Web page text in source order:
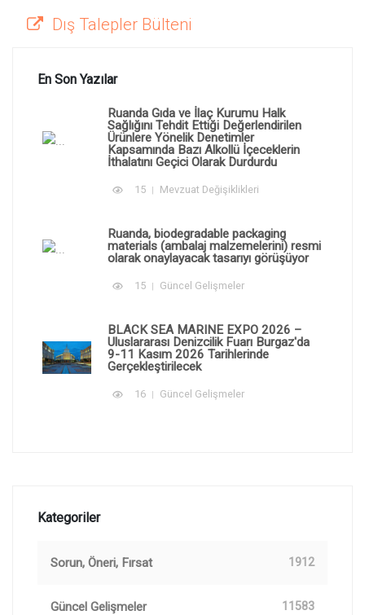
Dış Talepler Bülteni
En Son Yazılar
Ruanda Gıda ve İlaç Kurumu Halk
Sağlığını Tehdit Ettiği Değerlendirilen
Ürünlere Yönelik Denetimler
Kapsamında Bazı Alkollü İçeceklerin
İthalatını Geçici Olarak Durdurdu
15 Mevzuat Değişiklikleri
Ruanda, biodegradable packaging
materials (ambalaj malzemelerini) resmi
olarak onaylayacak tasarıyı görüşüyor
15 Güncel Gelişmeler
BLACK SEA MARINE EXPO 2026 –
Uluslararası Denizcilik Fuarı Burgaz'da
9-11 Kasım 2026 Tarihlerinde
Gerçekleştirilecek
16 Güncel Gelişmeler
Kategoriler
Sorun, Öneri, Fırsat 1912
Güncel Gelişmeler 11583